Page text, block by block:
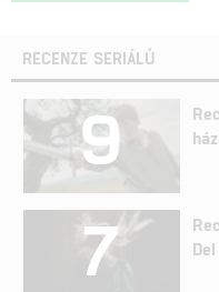
RECENZE SERIÁLŮ
9
7